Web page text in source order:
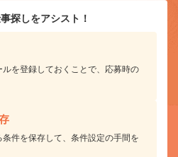
探しをアシスト！
を登録しておくことで、応募時の
件を保存して、条件設定の手間を